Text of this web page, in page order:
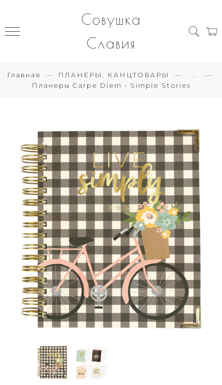
Совушка
Славия
Главная ПЛАНЕРЫ. КАНЦТОВАРЫ
Планеры Carpe Diem - Simple Stories